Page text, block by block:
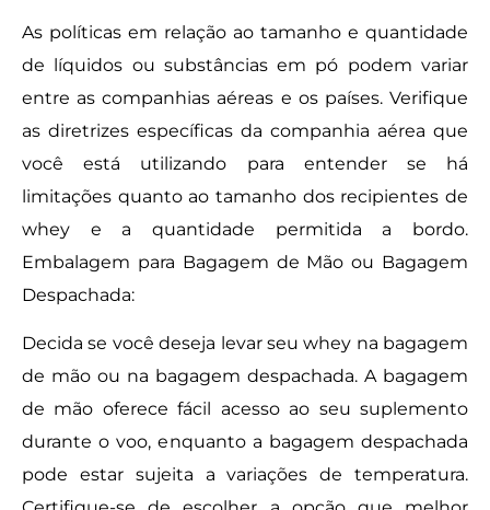
As políticas em relação ao tamanho e quantidade
de líquidos ou substâncias em pó podem variar
entre as companhias aéreas e os países. Verifique
as diretrizes específicas da companhia aérea que
você está utilizando para entender se há
limitações quanto ao tamanho dos recipientes de
whey e a quantidade permitida a bordo.
Embalagem para Bagagem de Mão ou Bagagem
Despachada:
Decida se você deseja levar seu whey na bagagem
de mão ou na bagagem despachada. A bagagem
de mão oferece fácil acesso ao seu suplemento
durante o voo, enquanto a bagagem despachada
pode estar sujeita a variações de temperatura.